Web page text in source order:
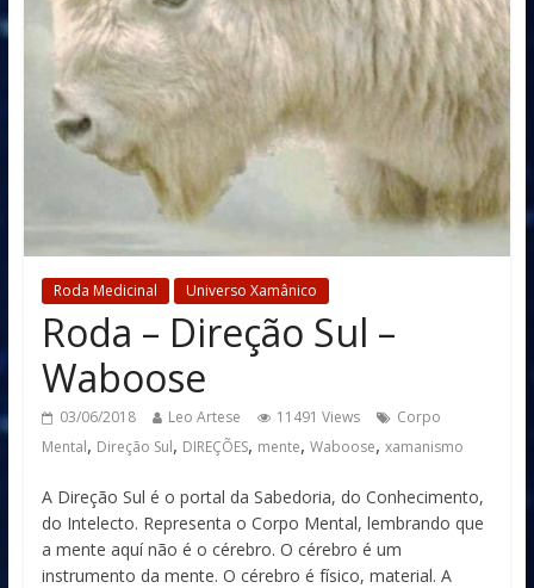
Roda Medicinal Universo Xamânico
Roda – Direção Sul –
Waboose
03/06/2018 Leo Artese 11491 Views
Corpo
Mental, Direção Sul, DIREÇÕES, mente, Waboose, xamanismo
A Direção Sul é o portal da Sabedoria, do Conhecimento,
do Intelecto. Representa o Corpo Mental, lembrando que
a mente aquí não é o cérebro. O cérebro é um
instrumento da mente. O cérebro é físico, material. A